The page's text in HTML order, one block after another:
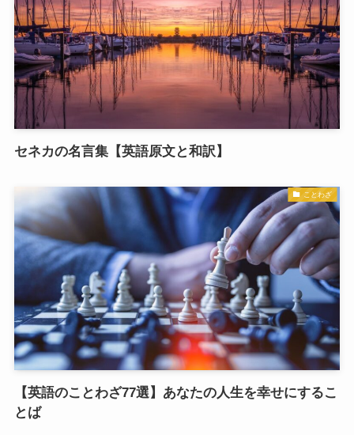
セネカの名言集【英語原文と和訳】
ことわざ
【英語のことわざ77選】あなたの人生を幸せにするこ
とば